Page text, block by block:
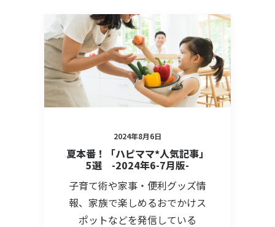
2024年8月6日
夏本番！「ハピママ*人気記事」
5選 -2024年6-7月版-
子育て術や家事・便利グッズ情
報、家族で楽しめるおでかけス
ポットなどを発信している